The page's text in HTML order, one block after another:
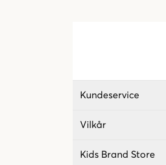
Kundeservice
Vilkår
Kids Brand Store